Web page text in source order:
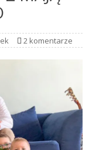
2 komentarze